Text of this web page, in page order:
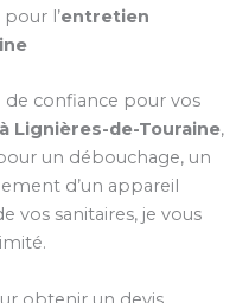
l’entretien
de confiance pour vos
Lignières-de-Touraine,
un débouchage, un
d’un appareil
vos sanitaires, je vous